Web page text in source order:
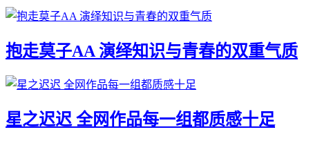
抱走莫子AA 演绎知识与青春的双重气质
星之迟迟 全网作品每一组都质感十足